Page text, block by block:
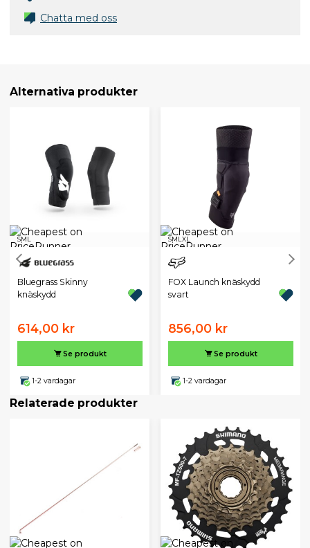
Chatta med oss
Alternativa produkter
SML
Bluegrass Skinny
knäskydd
614,00 kr
Se produkt
1-2 vardagar
SML XL
FOX Launch knäskydd
svart
856,00 kr
Se produkt
1-2 vardagar
Relaterade produkter